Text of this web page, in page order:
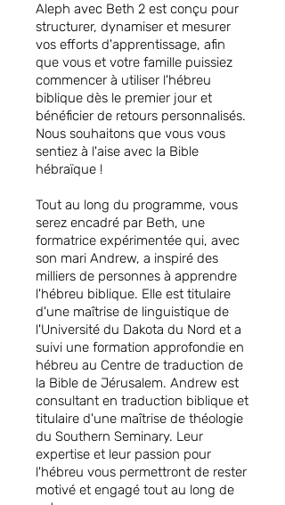
Aleph avec Beth 2 est conçu pour
structurer, dynamiser et mesurer
vos efforts d'apprentissage, afin
que vous et votre famille puissiez
commencer à utiliser l'hébreu
biblique dès le premier jour et
bénéficier de retours personnalisés.
Nous souhaitons que vous vous
sentiez à l'aise avec la Bible
hébraïque !
Tout au long du programme, vous
serez encadré par Beth, une
formatrice expérimentée qui, avec
son mari Andrew, a inspiré des
milliers de personnes à apprendre
l'hébreu biblique. Elle est titulaire
d'une maîtrise de linguistique de
l'Université du Dakota du Nord et a
suivi une formation approfondie en
hébreu au Centre de traduction de
la Bible de Jérusalem. Andrew est
consultant en traduction biblique et
titulaire d'une maîtrise de théologie
du Southern Seminary. Leur
expertise et leur passion pour
l'hébreu vous permettront de rester
motivé et engagé tout au long de